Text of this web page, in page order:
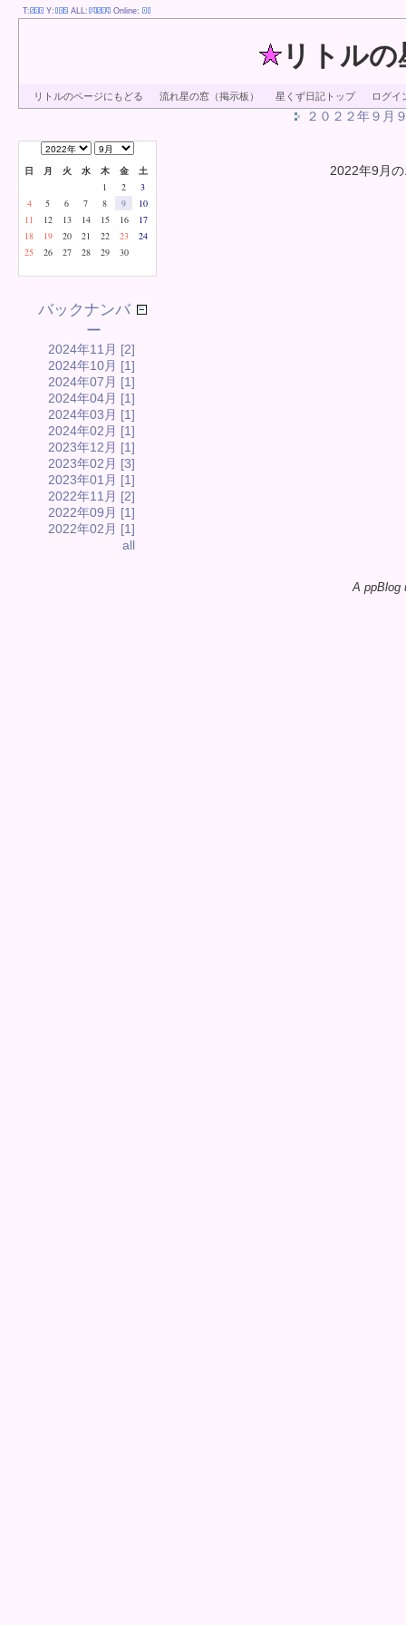
リトル
リトルのページにもどる 流れ星の窓（掲示板） 星くず日記トップ ログイ
２０２２年９月
2022年9月
T: Y: ALL: Online:
日 月 火 水 木 金 土
1 2
3
4
5 6 7 8 9
10
11
12 13 14 15 16
17
18
19 20 21 22 23
24
25
26 27 28 29 30
バックナンバ
ー
2024年11月 [2]
2024年10月 [1]
2024年07月 [1]
2024年04月 [1]
2024年03月 [1]
2024年02月 [1]
2023年12月 [1]
2023年02月 [3]
2023年01月 [1]
2022年11月 [2]
2022年09月 [1]
2022年02月 [1]
all
A ppBlog